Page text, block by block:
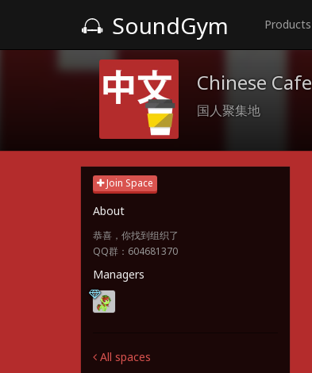
SoundGym Products
Chinese Cafe
国人聚集地
Join Space
About
恭喜，你找到组织了
QQ群：604681370
Managers
All spaces